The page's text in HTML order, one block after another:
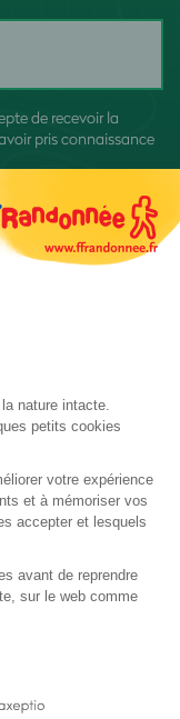
de recevoir la
pris connaissance
nature intacte.
petits cookies
votre expérience
et à mémoriser vos
accepter et lesquels
avant de reprendre
sur le web comme